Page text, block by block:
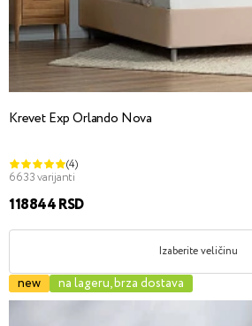
Krevet Exp Orlando Nova
(4)
6633 varijanti
118844 RSD
Izaberite veličinu
new na lageru, brza dostava